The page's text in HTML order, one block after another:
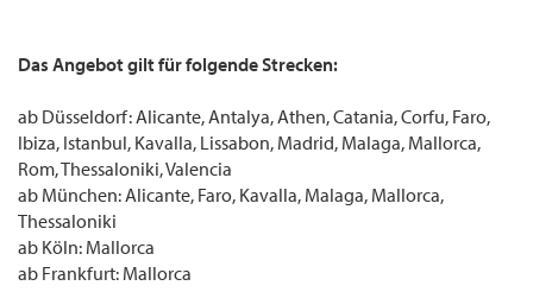
Das Angebot gilt für folgende Strecken:
ab Düsseldorf: Alicante, Antalya, Athen, Catania, Corfu, Faro,
Ibiza, Istanbul, Kavalla, Lissabon, Madrid, Malaga, Mallorca,
Rom, Thessaloniki, Valencia
ab München: Alicante, Faro, Kavalla, Malaga, Mallorca,
Thessaloniki
ab Köln: Mallorca
ab Frankfurt: Mallorca